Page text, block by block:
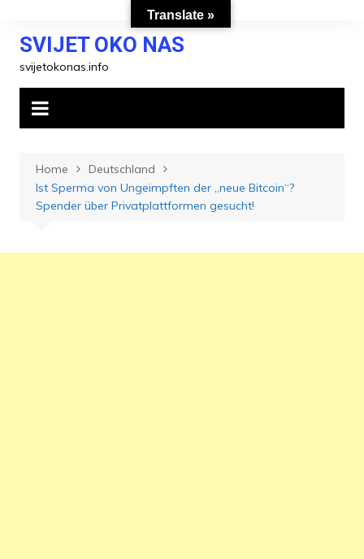
contentSVIJET OKO NAS
svijetokonas.info
Home
Deutschland
Ist Sperma von Ungeimpften der „neue Bitcoin“?
Spender über Privatplattformen gesucht!
Translate »